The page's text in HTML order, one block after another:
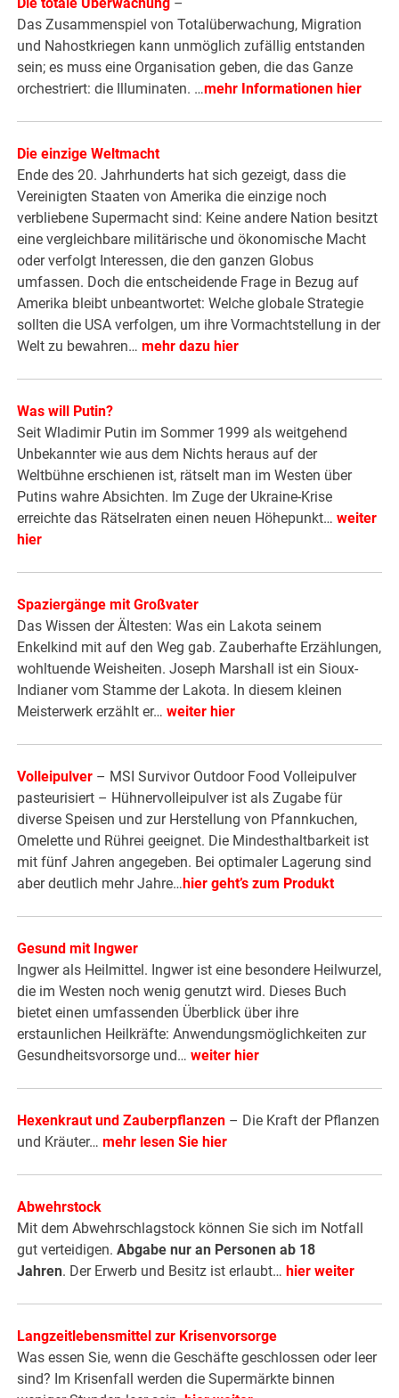
Das Zusammenspiel von Totalüberwachung, Migration
und Nahostkriegen kann unmöglich zufällig entstanden
sein; es muss eine Organisation geben, die das Ganze
orchestriert: die Illuminaten. …mehr Informationen hier
Die einzige Weltmacht
Ende des 20. Jahrhunderts hat sich gezeigt, dass die
Vereinigten Staaten von Amerika die einzige noch
verbliebene Supermacht sind: Keine andere Nation besitzt
eine vergleichbare militärische und ökonomische Macht
oder verfolgt Interessen, die den ganzen Globus
umfassen. Doch die entscheidende Frage in Bezug auf
Amerika bleibt unbeantwortet: Welche globale Strategie
sollten die USA verfolgen, um ihre Vormachtstellung in der
Welt zu bewahren…mehr dazu hier
Was will Putin?
Seit Wladimir Putin im Sommer 1999 als weitgehend
Unbekannter wie aus dem Nichts heraus auf der
Weltbühne erschienen ist, rätselt man im Westen über
Putins wahre Absichten. Im Zuge der Ukraine-Krise
erreichte das Rätselraten einen neuen Höhepunkt…weiter
hier
Spaziergänge mit Großvater
Das Wissen der Ältesten: Was ein Lakota seinem
Enkelkind mit auf den Weg gab. Zauberhafte Erzählungen,
wohltuende Weisheiten. Joseph Marshall ist ein Sioux-
Indianer vom Stamme der Lakota. In diesem kleinen
Meisterwerk erzählt er…weiter hier
Volleipulver – MSI Survivor Outdoor Food Volleipulver
pasteurisiert – Hühnervolleipulver ist als Zugabe für
diverse Speisen und zur Herstellung von Pfannkuchen,
Omelette und Rührei geeignet. Die Mindesthaltbarkeit ist
mit fünf Jahren angegeben. Bei optimaler Lagerung sind
aber deutlich mehr Jahre… hier geht’s zum Produkt
Gesund mit Ingwer
Ingwer als Heilmittel. Ingwer ist eine besondere Heilwurzel,
die im Westen noch wenig genutzt wird. Dieses Buch
bietet einen umfassenden Überblick über ihre
erstaunlichen Heilkräfte: Anwendungsmöglichkeiten zur
Gesundheitsvorsorge und…weiter hier
Hexenkraut und Zauberpflanzen – Die Kraft der Pflanzen
und Kräuter…mehr lesen Sie hier
Abwehrstock
Mit dem Abwehrschlagstock können Sie sich im Notfall
gut verteidigen.Abgabe nur an Personen ab 18
Jahren. Der Erwerb und Besitz ist erlaubt… hier weiter
Langzeitlebensmittel zur Krisenvorsorge
Was essen Sie, wenn die Geschäfte geschlossen oder leer
sind? Im Krisenfall werden die Supermärkte binnen